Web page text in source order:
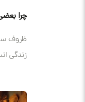
چرا
ظروف
زندگی